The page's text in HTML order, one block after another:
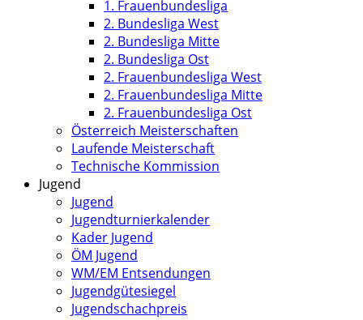
1. Frauenbundesliga
2. Bundesliga West
2. Bundesliga Mitte
2. Bundesliga Ost
2. Frauenbundesliga West
2. Frauenbundesliga Mitte
2. Frauenbundesliga Ost
Österreich Meisterschaften
Laufende Meisterschaft
Technische Kommission
Jugend
Jugend
Jugendturnierkalender
Kader Jugend
ÖM Jugend
WM/EM Entsendungen
Jugendgütesiegel
Jugendschachpreis